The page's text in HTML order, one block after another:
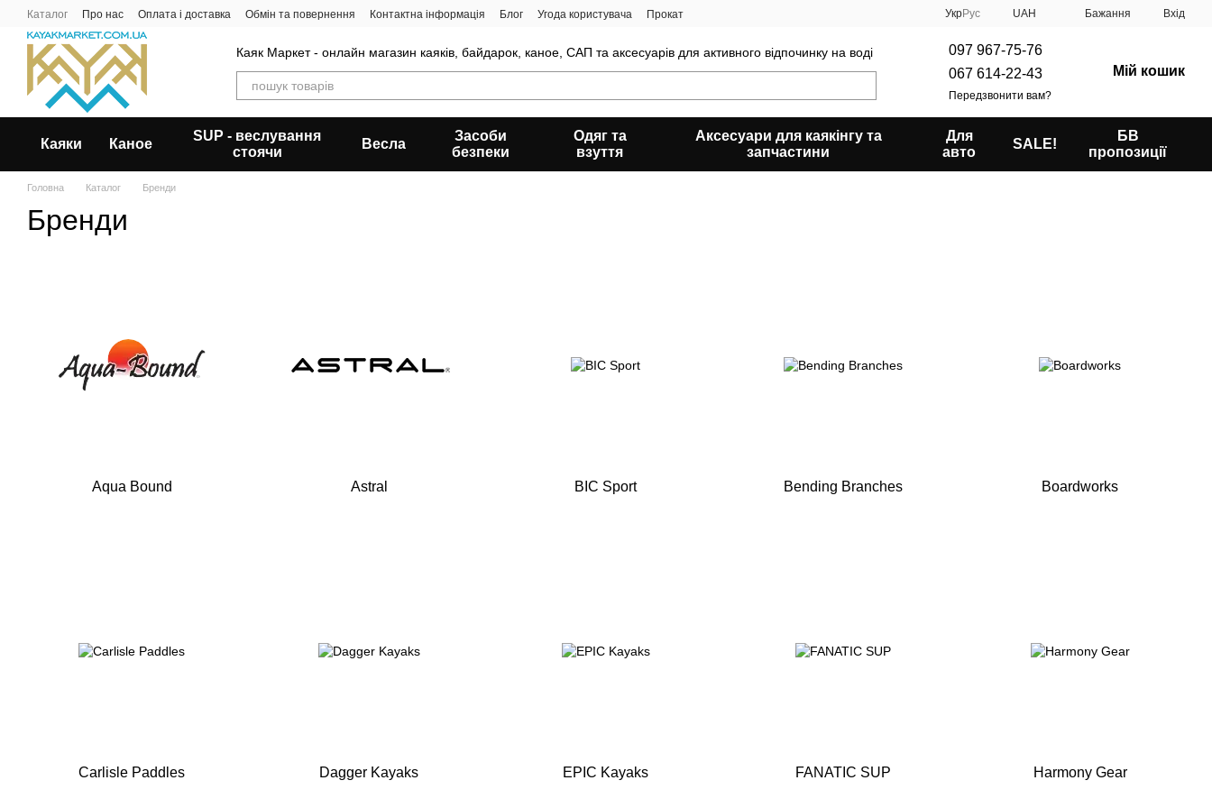
Перейти до основного контенту
Каталог Про нас Оплата і доставка Обмін та повернення Контактна інформація Блог Угода користувача Прокат УкрРус UAH Бажання Вхід
Каяк Маркет - онлайн магазин каяків, байдарок, каное, САП та аксесуарів для активного відпочинку на воді
097 967-75-76
067 614-22-43
Передзвонити вам?
Мій кошик
Каяки Каное
SUP - веслування
стоячи
Весла
Засоби
безпеки
Одяг та
взуття
Аксесуари для каякінгу та
запчастини
Для
авто
SALE!
БВ
пропозиції
Головна Каталог Бренди
Бренди
Aqua Bound Astral BIC Sport Bending Branches Boardworks
Carlisle Paddles Dagger Kayaks EPIC Kayaks FANATIC SUP Harmony Gear